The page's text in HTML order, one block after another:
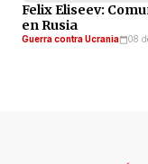
Felix Eliseev:
en Rusia
Guerra contra Ucrania 08